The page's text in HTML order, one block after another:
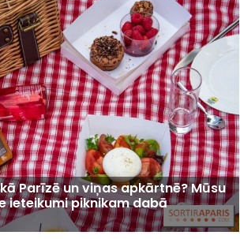
Parīzē un viņas apkārtnē? Mūsu
ieteikumi piknikam dabā